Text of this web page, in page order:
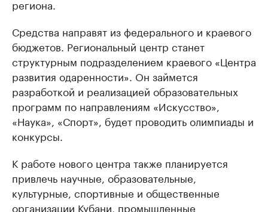
региона.
Средства направят из федерального и краевого
бюджетов. Региональный центр станет
структурным подразделением краевого «Центра
развития одаренности». Он займется
разработкой и реализацией образовательных
программ по направлениям «Искусство»,
«Наука», «Спорт», будет проводить олимпиады и
конкурсы.
К работе нового центра также планируется
привлечь научные, образовательные,
культурные, спортивные и общественные
организации Кубани, промышленные